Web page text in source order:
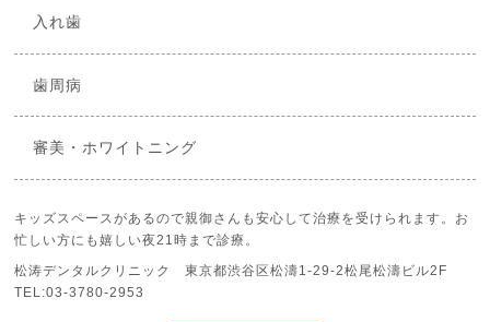
入れ歯
歯周病
審美・ホワイトニング
キッズスペースがあるので親御さんも安心して治療を受けられます。お
忙しい方にも嬉しい夜21時まで診療。
松涛デンタルクリニック 東京都渋谷区松濤1-29-2松尾松濤ビル2F
TEL:03-3780-2953